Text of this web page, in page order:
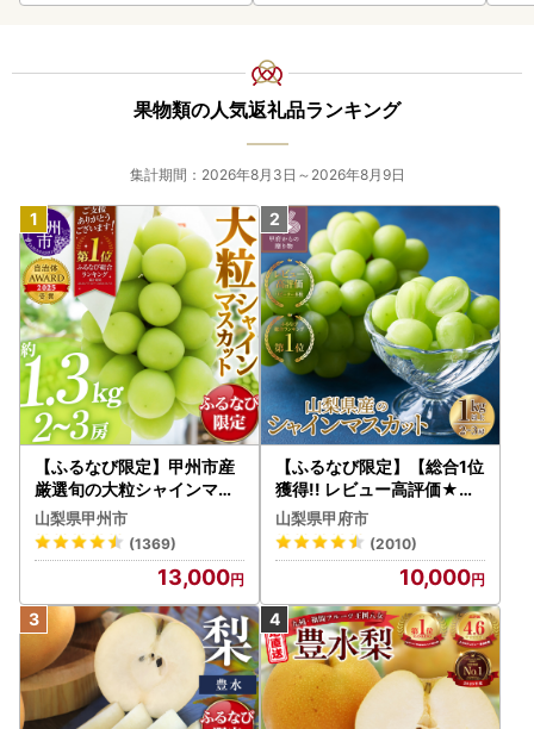
果物類の人気返礼品ランキング
集計期間：2026年8月3日～2026年8月9日
【ふるなび限定】甲州市産
厳選旬の大粒シャインマス
カット 約1.3kg 2～3房【2
026年発送】（MG）B12-
472 FN-Limited-VO シャ
インマスカット フルーツ
山梨県甲州市
(1369)
13,000
【ふるなび限定】【総合1位
獲得!! レビュー高評価★】
〈2026年度配送分〉山梨
県産 シャインマスカット 2
～3房（1.0kg以上）シャイ
ン フルーツ FN-Limited-S
P
山梨県甲府市
(2010)
10,000